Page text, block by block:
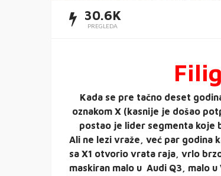
30.6K
PREGLEDA
Kada se pre tačno deset
oznakom X (kasnije je došao
postao je lider segmenta koje
Ali ne lezi vraže, već par godina
sa X1 otvorio vrata raja, vrlo
maskiran malo u Audi Q3, malo